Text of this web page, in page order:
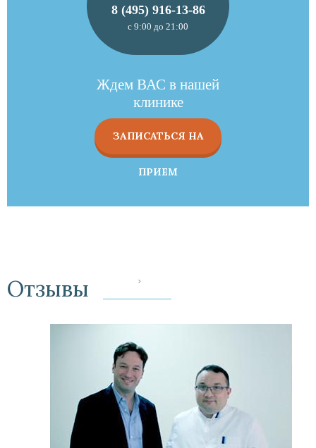
8 (495) 916-13-86
с 9:00 до 21:00
Ждем ВАС в нашей
клинике
ЗАПИСАТЬСЯ НА
ПРИЕМ
Отзывы ‹